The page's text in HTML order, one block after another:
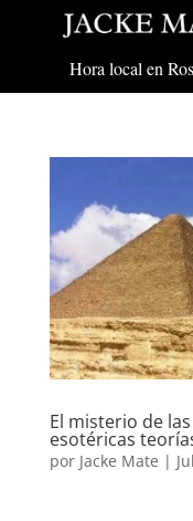
Hora local en
El misterio de
esotéricas
por Jacke Mate |